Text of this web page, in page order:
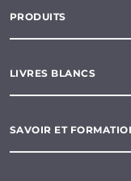
PRODUITS
LIVRES BLANCS
SAVOIR ET